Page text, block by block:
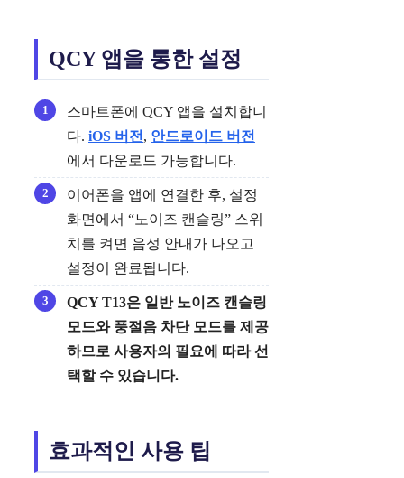
QCY 앱을 통한 설정
스마트폰에 QCY 앱을 설치합니
다. iOS 버전 , 안드로이드 버전
에서 다운로드 가능합니다.
이어폰을 앱에 연결한 후, 설정
화면에서 “노이즈 캔슬링” 스위
치를 켜면 음성 안내가 나오고
설정이 완료됩니다.
QCY T13은 일반 노이즈 캔슬링
모드와 풍절음 차단 모드를 제공
하므로 사용자의 필요에 따라 선
택할 수 있습니다.
효과적인 사용 팁